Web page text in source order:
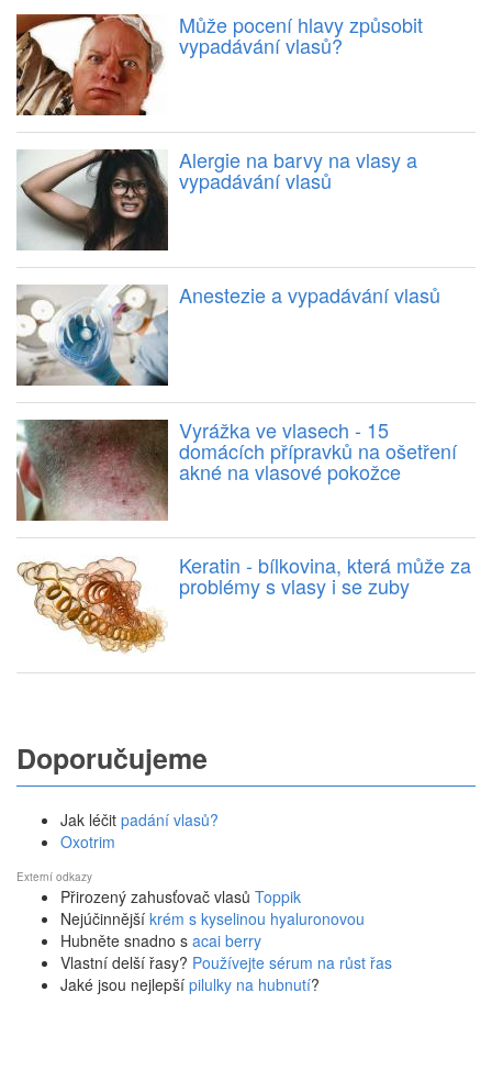
Může pocení hlavy způsobit
vypadávání vlasů?
Alergie na barvy na vlasy a
vypadávání vlasů
Anestezie a vypadávání vlasů
Vyrážka ve vlasech - 15
domácích přípravků na ošetření
akné na vlasové pokožce
Keratin - bílkovina, která může za
problémy s vlasy i se zuby
Doporučujeme
Jak léčit padání vlasů?
Oxotrim
Externí odkazy
Přirozený zahusťovač vlasů Toppik
Nejúčinnější krém s kyselinou hyaluronovou
Hubněte snadno s acai berry
Vlastní delší řasy? Používejte sérum na růst řas
Jaké jsou nejlepší pilulky na hubnutí?